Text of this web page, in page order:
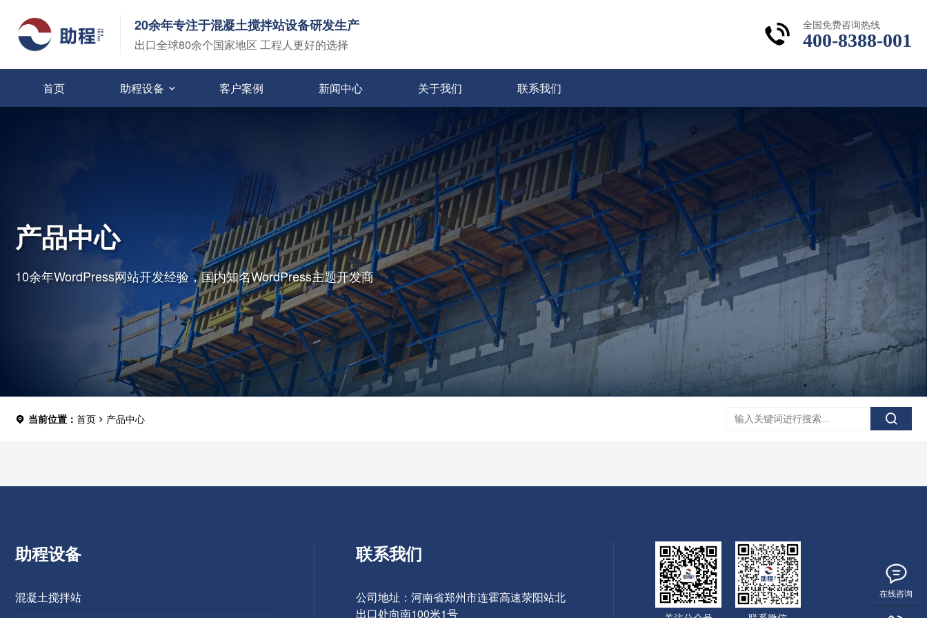
20余年专注于混凝土搅拌站设备研发生产
出口全球80余个国家地区 工程人更好的选择
全国免费咨询热线
400-8388-001
首页 助程设备 客户案例 新闻中心 关于我们 联系我们
产品中心
10余年WordPress网站开发经验，国内知名WordPress主题开发商
当前位置： 首页 产品中心
助程设备
混凝土搅拌站
联系我们
公司地址：河南省郑州市连霍高速荥阳站北
出口处向南100米1号
在线咨询